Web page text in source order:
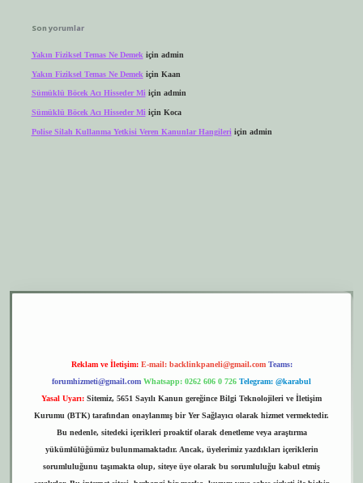
Son yorumlar
Yakın Fiziksel Temas Ne Demek için admin
Yakın Fiziksel Temas Ne Demek için Kaan
Sümüklü Böcek Acı Hisseder Miiçin admin
Sümüklü Böcek Acı Hisseder Mi için Koca
Polise Silah Kullanma Yetkisi Veren Kanunlar Hangileri için admin
Reklam ve İletişim: E-mail: backlinkpaneli@gmail.com Teams:
forumhizmeti@gmail.com Whatsapp: 0262 606 0 726 Telegram: @karabul
Yasal Uyarı: Sitemiz, 5651 Sayılı Kanun gereğince Bilgi Teknolojileri ve İletişim
Kurumu (BTK) tarafından onaylanmış bir Yer Sağlayıcı olarak hizmet vermektedir.
Bu nedenle, sitedeki içerikleri proaktif olarak denetleme veya araştırma
yükümlülüğümüz bulunmamaktadır. Ancak, üyelerimiz yazdıkları içeriklerin
sorumluluğunu taşımakta olup, siteye üye olarak bu sorumluluğu kabul etmiş